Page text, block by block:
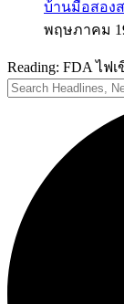
บ้านมือสอง
พฤษภาคม
Reading: FDA ไฟ